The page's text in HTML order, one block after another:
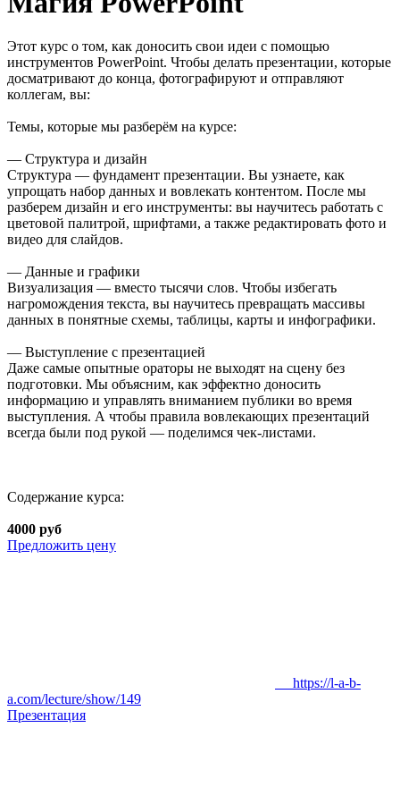
Этот курс о том, как доносить свои идеи с помощью
инструментов PowerPoint. Чтобы делать презентации, которые
досматривают до конца, фотографируют и отправляют
коллегам, вы:
Темы, которые мы разберём на курсе:
— Структура и дизайн
Структура — фундамент презентации. Вы узнаете, как
упрощать набор данных и вовлекать контентом. После мы
разберем дизайн и его инструменты: вы научитесь работать с
цветовой палитрой, шрифтами, а также редактировать фото и
видео для слайдов.
— Данные и графики
Визуализация — вместо тысячи слов. Чтобы избегать
нагромождения текста, вы научитесь превращать массивы
данных в понятные схемы, таблицы, карты и инфографики.
— Выступление с презентацией
Даже самые опытные ораторы не выходят на сцену без
подготовки. Мы объясним, как эффектно доносить
информацию и управлять вниманием публики во время
выступления. А чтобы правила вовлекающих презентаций
всегда были под рукой — поделимся чек-листами.
Содержание курса:
4000 руб
Предложить цену
https://l-a-b-
a.com/lecture/show/149
Презентация